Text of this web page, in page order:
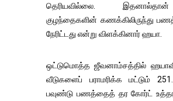
தெரியவில்லை.
குழந்தைகளின் கணக்கிலிருந்து
நேரிட்டது என்று விளக்கினார் ஹயா.
ஒட்டுமொத்த ஜீவனாம்சத்தில்
வீடுகளைப் பராமரிக்க மட்டும்
பவுண்டு பணத்தைத் தர கோர்ட்